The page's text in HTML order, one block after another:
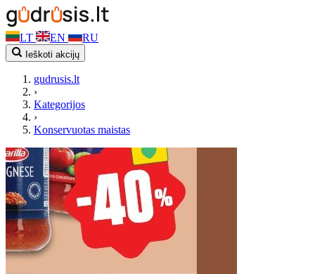
LT EN RU
Ieškoti akcijų
gudrusis.lt
›
Kategorijos
›
Konservuotas maistas